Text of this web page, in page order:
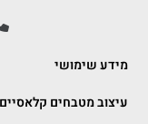
מידע שימושי
עיצוב מטבחים קלאסיים